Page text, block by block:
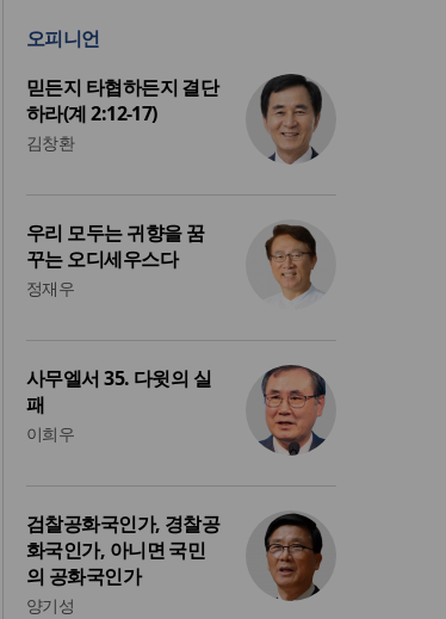
오피니언
믿든지 타협하든지 결단
하라(계 2:12-17)
김창환
우리 모두는 귀향을 꿈
꾸는 오디세우스다
정재우
사무엘서 35. 다윗의 실
패
이희우
검찰공화국인가, 경찰공
화국인가, 아니면 국민
의 공화국인가
양기성